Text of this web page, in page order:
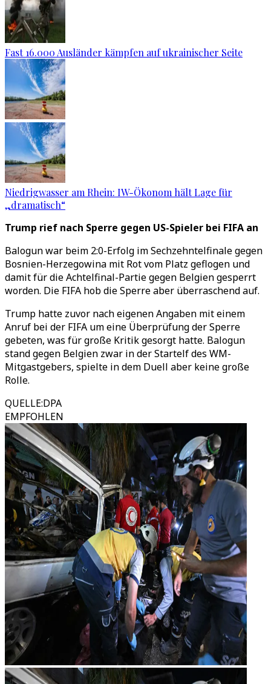
Fast 16.000 Ausländer kämpfen auf ukrainischer Seite
Niedrigwasser am Rhein: IW-Ökonom hält Lage für
„dramatisch“
Trump rief nach Sperre gegen US-Spieler bei FIFA an
Balogun war beim 2:0-Erfolg im Sechzehntelfinale gegen
Bosnien-Herzegowina mit Rot vom Platz geflogen und
damit für die Achtelfinal-Partie gegen Belgien gesperrt
worden. Die FIFA hob die Sperre aber überraschend auf.
Trump hatte zuvor nach eigenen Angaben mit einem
Anruf bei der FIFA um eine Überprüfung der Sperre
gebeten, was für große Kritik gesorgt hatte. Balogun
stand gegen Belgien zwar in der Startelf des WM-
Mitgastgebers, spielte in dem Duell aber keine große
Rolle.
QUELLE:DPA
EMPFOHLEN